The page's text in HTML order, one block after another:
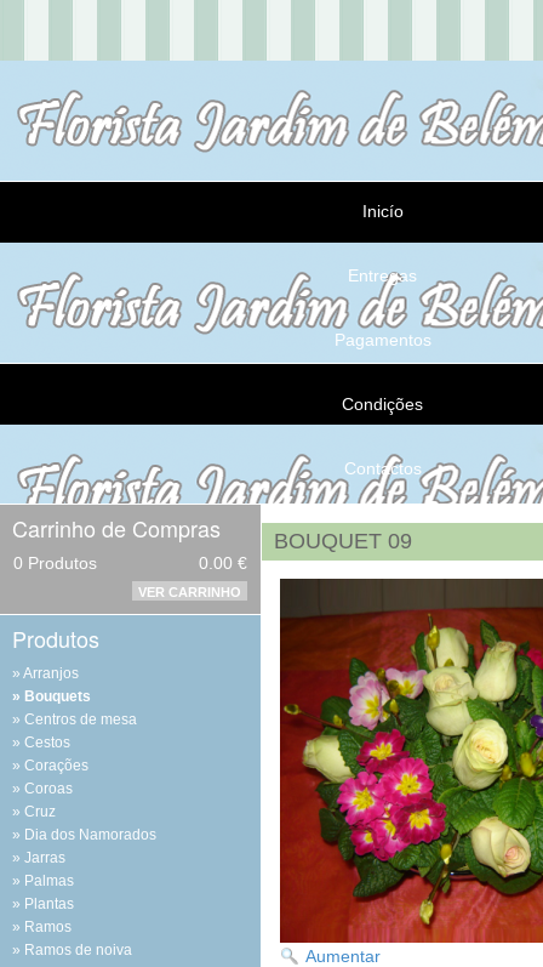
Inicío
Entregas
Pagamentos
Condições
Contactos
Carrinho de Compras
0 Produtos 0.00 €
VER CARRINHO
Produtos
Arranjos
Bouquets
Centros de mesa
Cestos
Corações
Coroas
Cruz
Dia dos Namorados
Jarras
Palmas
Plantas
Ramos
Ramos de noiva
BOUQUET 09
Aumentar